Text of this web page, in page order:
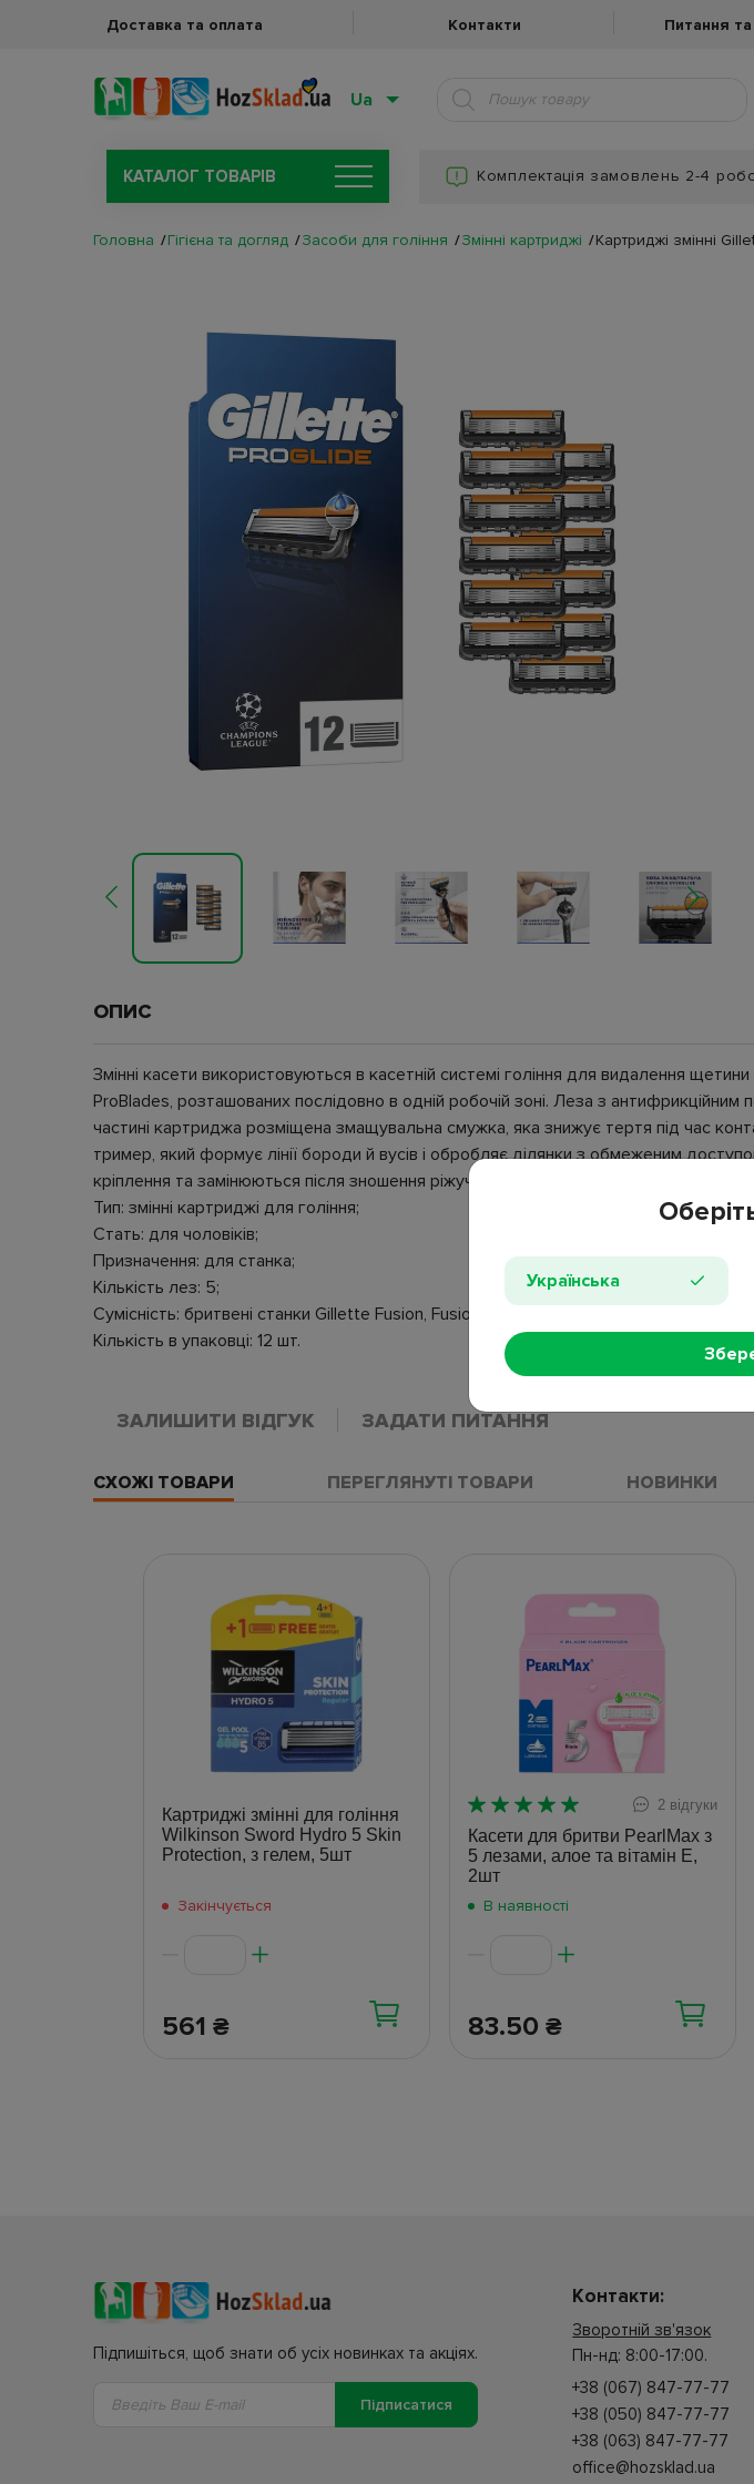
Доставка та оплата Контакти Питання та
Ua
КАТАЛОГ ТОВАРIВ Комплектація замовлень 2-4
Головна Гігієна та догляд Засоби для гоління Змінні картриджі Картриджі змінні
ОПИС
Змінні касети використовуються в касетній системі гоління для видалення
ProBlades, розташованих послідовно в одній робочій зоні. Леза з антифрикційним
частині картриджа розміщена змащувальна смужка, яка знижує тертя під час
тример, який формує лінії бороди й вусів і обробляє ділянки з обмеженим
кріплення та замінюються після зношення ріжучого блока.
Тип: змінні картриджі для гоління;
Стать: для чоловіків;
Призначення: для станка;
Кількість лез: 5;
Сумісність: бритвені станки Gillette Fusion, Fusion5, ProGlide, ProShield;
Кількість в упаковці: 12 шт.
ЗАЛИШИТИ ВІДГУК ЗАДАТИ ПИТАННЯ
СХОЖІ ТОВАРИ ПЕРЕГЛЯНУТІ ТОВАРИ НОВИНКИ
Картриджі змінні для гоління
Wilkinson Sword Hydro 5 Skin
Protection, з гелем, 5шт
Закінчується
561 ₴
2 відгуки
Касети для бритви PearlMax з
5 лезами, алое та вітамін Е,
2шт
В наявності
83.50 ₴
Українська
Підпишіться, щоб знати об усіх новинках та акціях.
Підписатися
Контакти:
Зворотній зв'язок
Пн-нд: 8:00-17:00.
+38 (067) 847-77-77
+38 (050) 847-77-77
+38 (063) 847-77-77
office@hozsklad.ua